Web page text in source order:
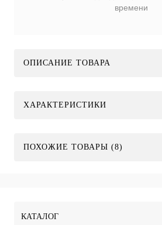
времени
ОПИСАНИЕ ТОВАРА
ХАРАКТЕРИСТИКИ
ПОХОЖИЕ ТОВАРЫ (8)
КАТАЛОГ